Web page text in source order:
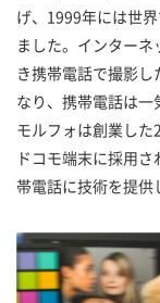
げ、1999年には世
ました。インター
き携帯電話で撮影
なり、携帯電話は一
モルフォは創業した
ドコモ端末に採用
帯電話に技術を提供